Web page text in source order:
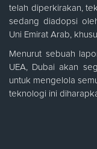
telah diperkirakan,
sedang diadopsi
Uni Emirat Arab,
Menurut sebuah
UEA, Dubai akan
untuk mengelola
teknologi ini